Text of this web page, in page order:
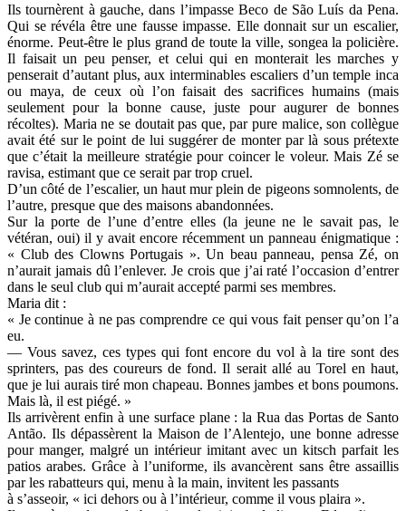
Ils tournèrent à gauche, dans l’impasse Beco de São Luís da Pena.
Qui se révéla être une fausse impasse. Elle donnait sur un escalier,
énorme. Peut-être le plus grand de toute la ville, songea la policière.
Il faisait un peu penser, et celui qui en monterait les marches y
penserait d’autant plus, aux interminables escaliers d’un temple inca
ou maya, de ceux où l’on faisait des sacrifices humains (mais
seulement pour la bonne cause, juste pour augurer de bonnes
récoltes). Maria ne se doutait pas que, par pure malice, son collègue
avait été sur le point de lui suggérer de monter par là sous prétexte
que c’était la meilleure stratégie pour coincer le voleur. Mais Zé se
ravisa, estimant que ce serait par trop cruel.
D’un côté de l’escalier, un haut mur plein de pigeons somnolents, de
l’autre, presque que des maisons abandonnées.
Sur la porte de l’une d’entre elles (la jeune ne le savait pas, le
vétéran, oui) il y avait encore récemment un panneau énigmatique :
« Club des Clowns Portugais ». Un beau panneau, pensa Zé, on
n’aurait jamais dû l’enlever. Je crois que j’ai raté l’occasion d’entrer
dans le seul club qui m’aurait accepté parmi ses membres.
Maria dit :
« Je continue à ne pas comprendre ce qui vous fait penser qu’on l’a
eu.
— Vous savez, ces types qui font encore du vol à la tire sont des
sprinters, pas des coureurs de fond. Il serait allé au Torel en haut,
que je lui aurais tiré mon chapeau. Bonnes jambes et bons poumons.
Mais là, il est piégé. »
Ils arrivèrent enfin à une surface plane : la Rua das Portas de Santo
Antão. Ils dépassèrent la Maison de l’Alentejo, une bonne adresse
pour manger, malgré un intérieur imitant avec un kitsch parfait les
patios arabes. Grâce à l’uniforme, ils avancèrent sans être assaillis
par les rabatteurs qui, menu à la main, invitent les passants
à s’asseoir, « ici dehors ou à l’intérieur, comme il vous plaira ».